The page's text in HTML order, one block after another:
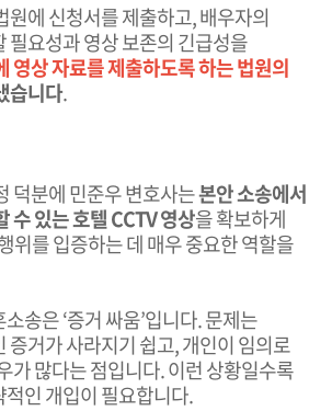
원에 신청서를 제출하고, 배우자의
필요성과 영상 보존의 긴급성을
영상 자료를 제출하도록 하는 법원의
습니다.
덕분에 민준우 변호사는본안 소송에서
수 있는 호텔 CCTV 영상을 확보하게
위를 입증하는 데 매우 중요한 역할을
송은 ‘증거 싸움’입니다. 문제는
증거가 사라지기 쉽고, 개인이 임의로
가 많다는 점입니다. 이런 상황일수록
인 개입이 필요합니다.